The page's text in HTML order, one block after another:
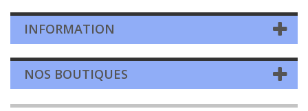
INFORMATION
NOS BOUTIQUES